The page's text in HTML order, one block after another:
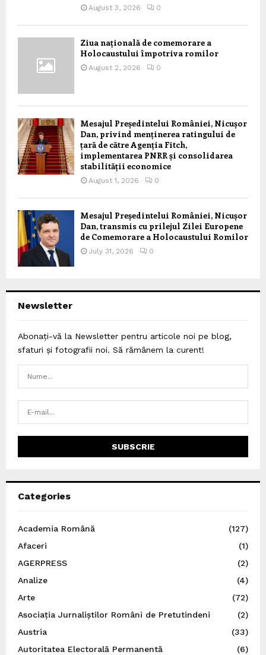
August 3, 2026 0
Ziua națională de comemorare a
Holocaustului împotriva romilor
August 2, 2026 0
Mesajul Președintelui României, Nicușor
Dan, privind menținerea ratingului de
țară de către Agenția Fitch,
implementarea PNRR și consolidarea
stabilității economice
August 1, 2026 0
Mesajul Președintelui României, Nicușor
Dan, transmis cu prilejul Zilei Europene
de Comemorare a Holocaustului Romilor
July 31, 2026 0
Newsletter
Abonați-vă la Newsletter pentru articole noi pe blog,
sfaturi și fotografii noi. Să rămânem la curent!
Categories
Academia Română
(127)
Afaceri
(1)
AGERPRESS
(2)
Analize
(4)
Arte
(72)
Asociația Jurnaliștilor Români de Pretutindeni
(2)
Austria
(33)
Autoritatea Electorală Permanentă
(6)